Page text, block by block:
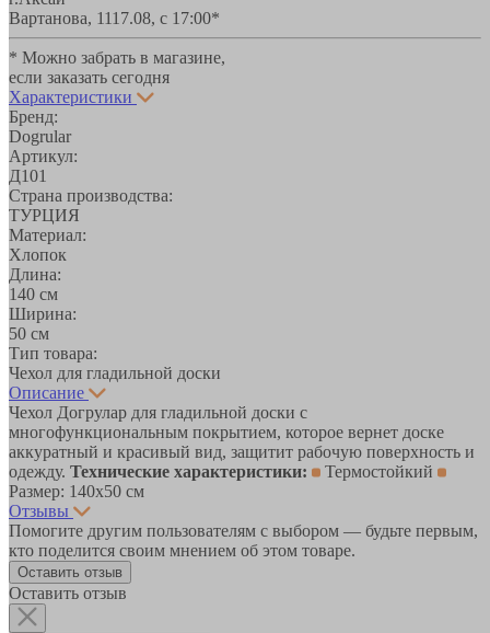
Вартанова, 1117.08, с 17:00*
* Можно забрать в магазине,
если заказать сегодня
Характеристики
Бренд:
Dogrular
Артикул:
Д101
Страна производства:
ТУРЦИЯ
Материал:
Хлопок
Длина:
140 см
Ширина:
50 см
Тип товара:
Чехол для гладильной доски
Описание
Чехол Догрулар для гладильной доски с
многофункциональным покрытием, которое вернет доске
аккуратный и красивый вид, защитит рабочую поверхность и
одежду. Технические характеристики:
Термостойкий
Размер: 140х50 см
Отзывы
Помогите другим пользователям с выбором — будьте первым,
кто поделится своим мнением об этом товаре.
Оставить отзыв
Оставить отзыв